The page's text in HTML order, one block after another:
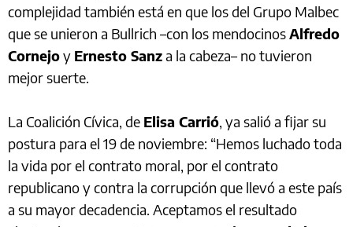
complejidad también está en que los del Grupo Malbec
que se unieron a Bullrich –con los mendocinosAlfredo
Cornejoy Ernesto Sanza la cabeza– no tuvieron
mejor suerte.
La Coalición Cívica, de Elisa Carrió, ya salió a fijar su
postura para el 19 de noviembre: “Hemos luchado toda
la vida por el contrato moral, por el contrato
republicano y contra la corrupción que llevó a este país
a su mayor decadencia. Aceptamos el resultado